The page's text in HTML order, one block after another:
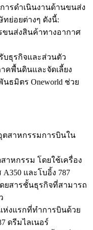
ารดำเนินงานด้านขนส่ง
ย่อยต่างๆ ดังนี้:
รขนส่งสินค้าทางอากาศ
รับธุรกิจและส่วนตัว
าคพื้นดินและจัดเลี้ยง
ธมิตร Oneworld ช่วย
ตสาหกรรมการบินใน
าหกรรม โดยใช้เครื่อง
และโบอิ้ง 787
ยสารชั้นธุรกิจที่สามารถ
ห่งแรกที่ทำการบินด้วย
ดรีมไลเนอร์